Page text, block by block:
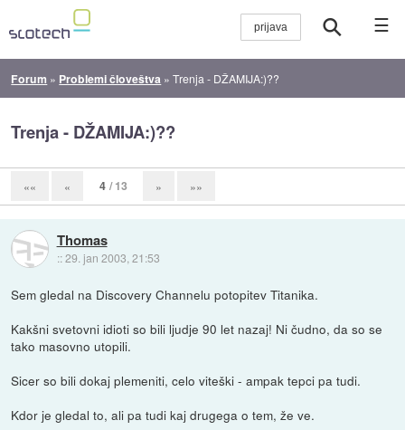
☰
Forum » Problemi človeštva »Trenja - DŽAMIJA:)??
Trenja - DŽAMIJA:)??
«« « 4 / 13 » »»
Thomas
::29. jan 2003, 21:53
Sem gledal na Discovery Channelu potopitev Titanika.
Kakšni svetovni idioti so bili ljudje 90 let nazaj! Ni čudno, da so se
tako masovno utopili.
Sicer so bili dokaj plemeniti, celo viteški - ampak tepci pa tudi.
Kdor je gledal to, ali pa tudi kaj drugega o tem, že ve.